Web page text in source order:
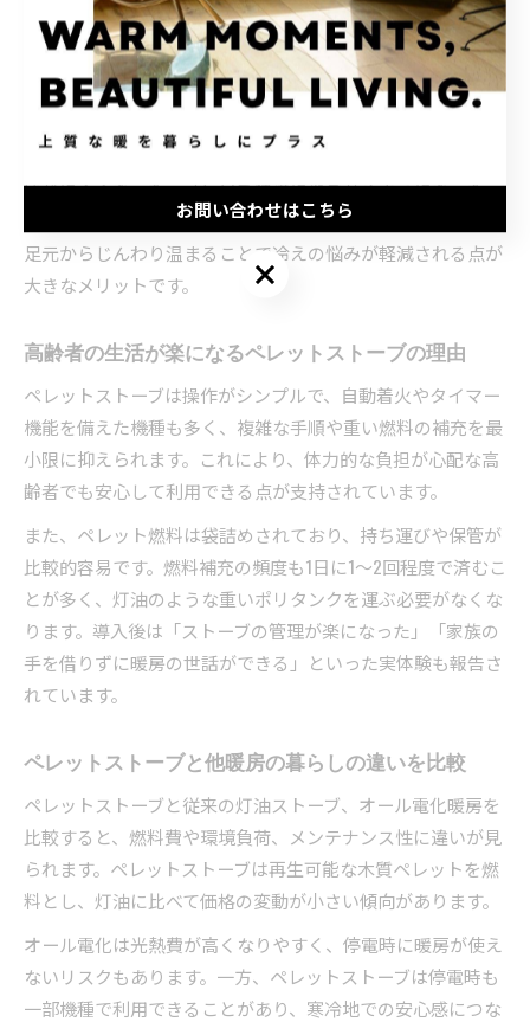
わらかな暖かさが広がるのが特徴です。灯油ストーブやガス
暖房と比較して、燃焼時のにおいや騒音が抑えられている点
も多くの高齢者から評価されています。
レットストーブの導入によって「部屋のどこにいても寒さを
感じにくくなった」「毎日を快適に過ごせるようになった」
という声が多数寄せられています。特に高齢者にとっては、
足元からじんわり温まることで冷えの悩みが軽減される点が
大きなメリットです。
高齢者の生活が楽になるペレットストーブの理由
ペレットストーブは操作がシンプルで、自動着火やタイマー
機能を備えた機種も多く、複雑な手順や重い燃料の補充を最
小限に抑えられます。これにより、体力的な負担が心配な高
齢者でも安心して利用できる点が支持されています。
また、ペレット燃料は袋詰めされており、持ち運びや保管が
比較的容易です。燃料補充の頻度も1日に1～2回程度で済むこ
とが多く、灯油のような重いポリタンクを運ぶ必要がなくな
ります。導入後は「ストーブの管理が楽になった」「家族の
手を借りずに暖房の世話ができる」といった実体験も報告さ
れています。
ペレットストーブと他暖房の暮らしの違いを比較
ペレットストーブと従来の灯油ストーブ、オール電化暖房を
比較すると、燃料費や環境負荷、メンテナンス性に違いが見
られます。ペレットストーブは再生可能な木質ペレットを燃
料とし、灯油に比べて価格の変動が小さい傾向があります。
オール電化は光熱費が高くなりやすく、停電時に暖房が使え
ないリスクもあります。一方、ペレットストーブは停電時も
一部機種で利用できることがあり、寒冷地での安心感につな
お問い合わせはこちら
お問い合わせはこちら